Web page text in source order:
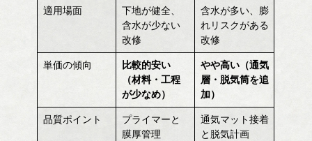
適用場面
下地が健全、
含水が少ない
改修
含水が多い、膨
れリスクがある
改修
単価の傾向
比較的安い
（材料・工程
が少なめ）
やや高い（通気
層・脱気筒を追
加）
品質ポイント
プライマーと
膜厚管理
通気マット接着
と脱気計画